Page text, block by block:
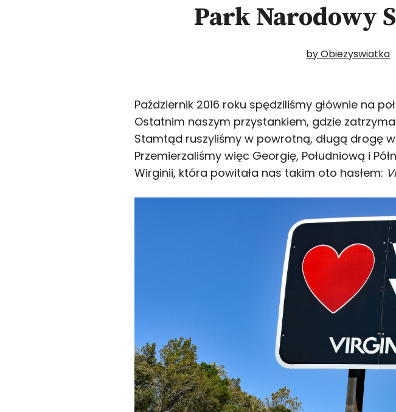
Park Narodowy
by Obiezyswiatka
Październik 2016 roku spędziliśmy głównie na
Ostatnim naszym przystankiem, gdzie
Stamtąd ruszyliśmy w powrotną, długą drogę
Przemierzaliśmy więc Georgię, Południową i
Wirginii, która powitała nas takim oto hasłem: